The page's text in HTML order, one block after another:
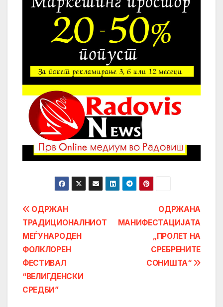
Post
navigation
ОДРЖАНА
МАНИФЕСТАЦИЈАТА
„ПРОЛЕТ НА
СРЕБРЕНИТЕ
СОНИШТА“
ОДРЖАН
ТРАДИЦИОНАЛНИОТ
МЕЃУНАРОДЕН
ФОЛКЛОРЕН
ФЕСТИВАЛ
“ВЕЛИГДЕНСКИ
СРЕДБИ”